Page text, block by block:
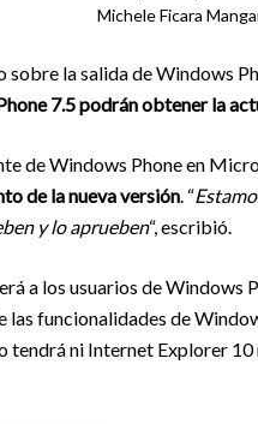
Michele Ficara
la salida de Windows
7.5 podrán obtener la
de Windows Phone en
de la nueva versión. “
y lo aprueben“, escribió.
a los usuarios de Windows
las funcionalidades de
tendrá ni Internet Explorer